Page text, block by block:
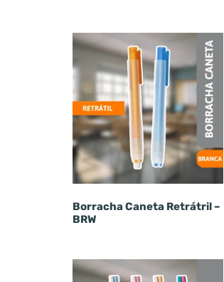
Borracha Caneta Retrátril –
BRW